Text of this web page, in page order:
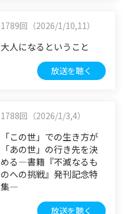
1789回（2026/1/10,11）
大人になるということ
放送を聴く
1788回（2026/1/3,4）
「この世」での生き方が
「あの世」の行き先を決
める―書籍『不滅なるも
のへの挑戦』発刊記念特
集―
放送を聴く